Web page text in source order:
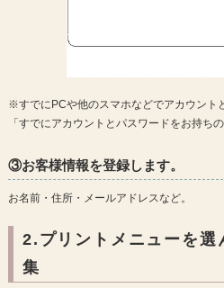
※すでにPCや他のスマホなどでアカウント
「すでにアカウントとパスワードをお持ち
③お客様情報を登録します。
お名前・住所・メールアドレスなど。
2.プリントメニューを選
集